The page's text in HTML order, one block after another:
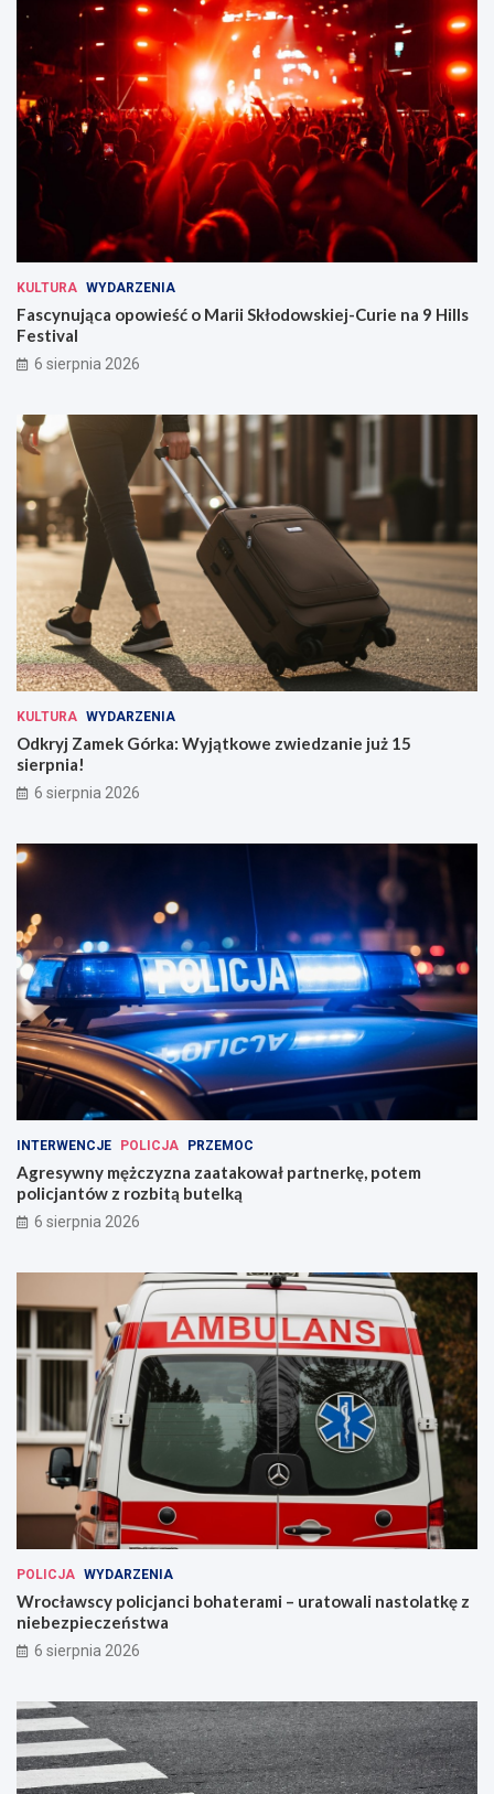
KULTURA WYDARZENIA
Fascynująca opowieść o Marii Skłodowskiej-Curie na 9 Hills
Festival
6 sierpnia 2026
KULTURA WYDARZENIA
Odkryj Zamek Górka: Wyjątkowe zwiedzanie już 15
sierpnia!
6 sierpnia 2026
INTERWENCJE POLICJA PRZEMOC
Agresywny mężczyzna zaatakował partnerkę, potem
policjantów z rozbitą butelką
6 sierpnia 2026
POLICJA WYDARZENIA
Wrocławscy policjanci bohaterami – uratowali nastolatkę z
niebezpieczeństwa
6 sierpnia 2026